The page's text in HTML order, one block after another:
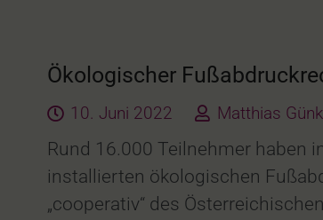
Ökologischer
10. Juni 2022 Matthias
Rund 16.000 Teilnehmer haben
installierten ökologischen
„cooperativ“ des